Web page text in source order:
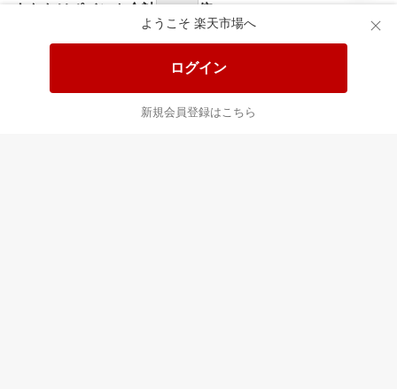
ようこそ 楽天市場へ
ログイン
新規会員登録はこちら
あなたはポイント 合計 倍